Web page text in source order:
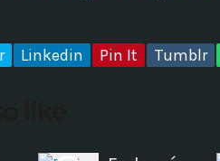
Linkedin Pin It Tumblr